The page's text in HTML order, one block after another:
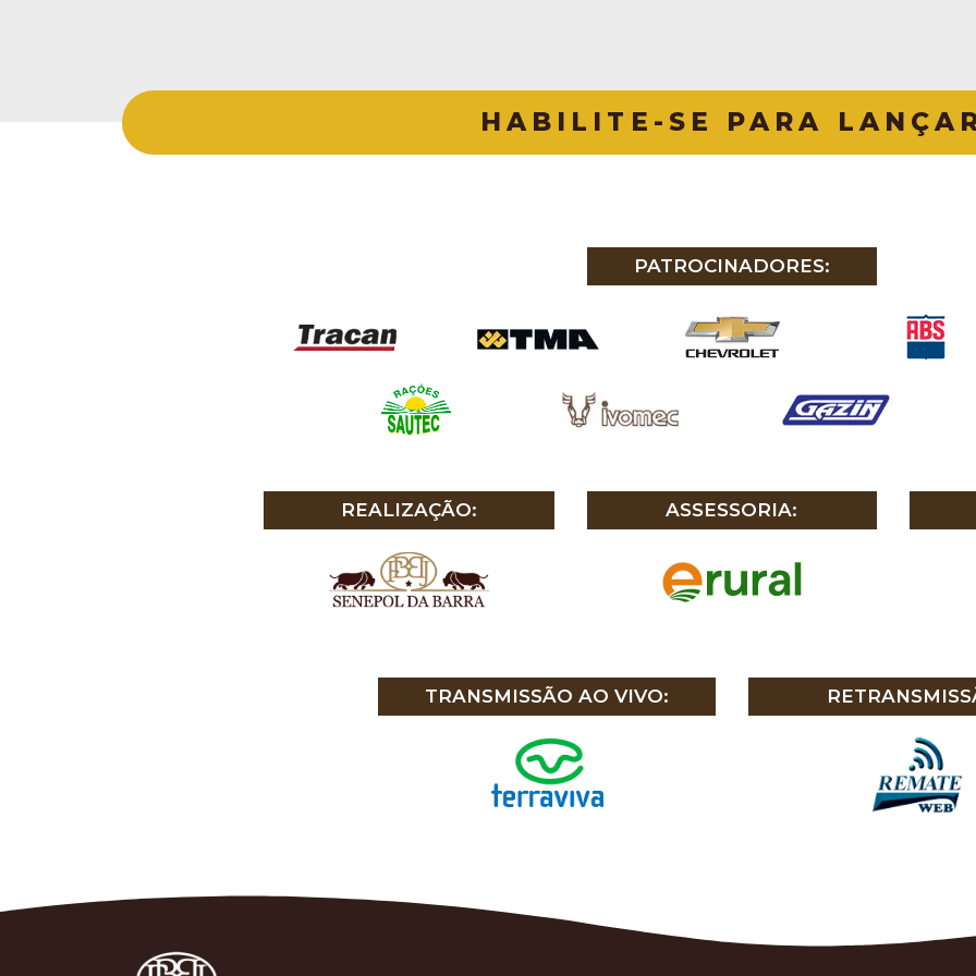
HABILITE-SE PARA
PATROCINADORES:
REALIZAÇÃO: ASSESSORIA:
TRANSMISSÃO AO VIVO: